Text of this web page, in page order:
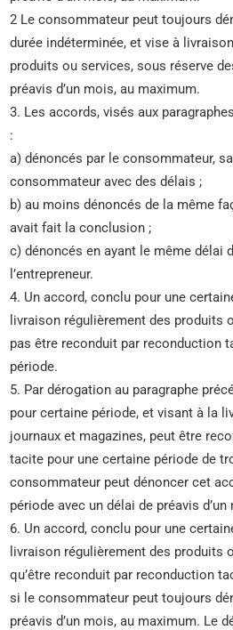
2 Le consommateur peut toujours
durée indéterminée, et vise à
produits ou services, sous réserve
préavis d’un mois, au maximum.
3. Les accords, visés aux
:
a) dénoncés par le consommateur,
consommateur avec des délais ;
b) au moins dénoncés de la même
avait fait la conclusion ;
c) dénoncés en ayant le même délai
l’entrepreneur.
4. Un accord, conclu pour une
livraison régulièrement des produits
pas être reconduit par reconduction
période.
5. Par dérogation au paragraphe
pour certaine période, et visant à la
journaux et magazines, peut être
tacite pour une certaine période de
consommateur peut dénoncer cet
période avec un délai de préavis
6. Un accord, conclu pour une
livraison régulièrement des produits
qu’être reconduit par reconduction
si le consommateur peut toujours
préavis d’un mois, au maximum. Le